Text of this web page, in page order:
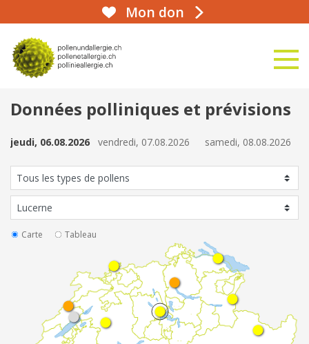
Mon don
aha!infoline 031 359 90 50
Données polliniques et prévisions
jeudi, 06.08.2026 vendredi, 07.08.2026 samedi, 08.08.2026
Carte Tableau